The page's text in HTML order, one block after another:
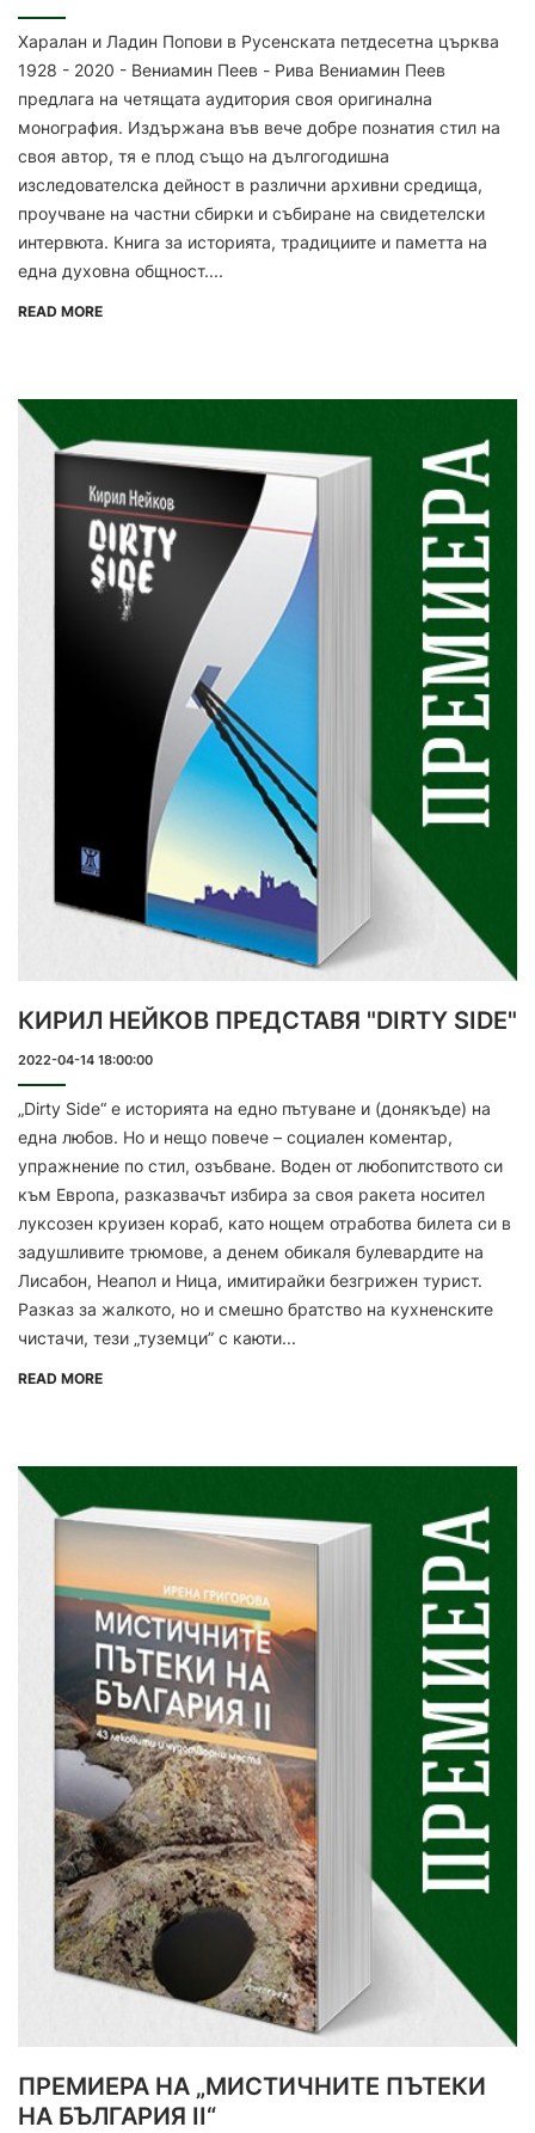
Харалан и Ладин Попови в Русенската петдесетна църква
1928 - 2020 - Вениамин Пеев - Рива Вениамин Пеев
предлага на четящата аудитория своя оригинална
монография. Издържана във вече добре познатия стил на
своя автор, тя е плод също на дългогодишна
изследователска дейност в различни архивни средища,
проучване на частни сбирки и събиране на свидетелски
интервюта. Книга за историята, традициите и паметта на
една духовна общност....
READ MORE
КИРИЛ НЕЙКОВ ПРЕДСТАВЯ "DIRTY SIDE"
2022-04-14 18:00:00
„Dirty Side“ е историята на едно пътуване и (донякъде) на
една любов. Но и нещо повече – социален коментар,
упражнение по стил, озъбване. Воден от любопитството си
към Европа, разказвачът избира за своя ракета носител
луксозен круизен кораб, като нощем отработва билета си в
задушливите трюмове, а денем обикаля булевардите на
Лисабон, Неапол и Ница, имитирайки безгрижен турист.
Разказ за жалкото, но и смешно братство на кухненските
чистачи, тези „туземци” с каюти...
READ MORE
ПРЕМИЕРА НА „МИСТИЧНИТЕ ПЪТЕКИ
НА БЪЛГАРИЯ II“